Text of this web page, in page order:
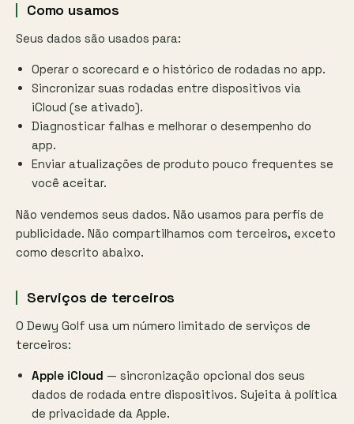
Como usamos
Seus dados são usados para:
Operar o scorecard e o histórico de rodadas no app.
Sincronizar suas rodadas entre dispositivos via
iCloud (se ativado).
Diagnosticar falhas e melhorar o desempenho do
app.
Enviar atualizações de produto pouco frequentes se
você aceitar.
Não vendemos seus dados. Não usamos para perfis de
publicidade. Não compartilhamos com terceiros, exceto
como descrito abaixo.
Serviços de terceiros
O Dewy Golf usa um número limitado de serviços de
terceiros:
Apple iCloud — sincronização opcional dos seus
dados de rodada entre dispositivos. Sujeita à política
de privacidade da Apple.